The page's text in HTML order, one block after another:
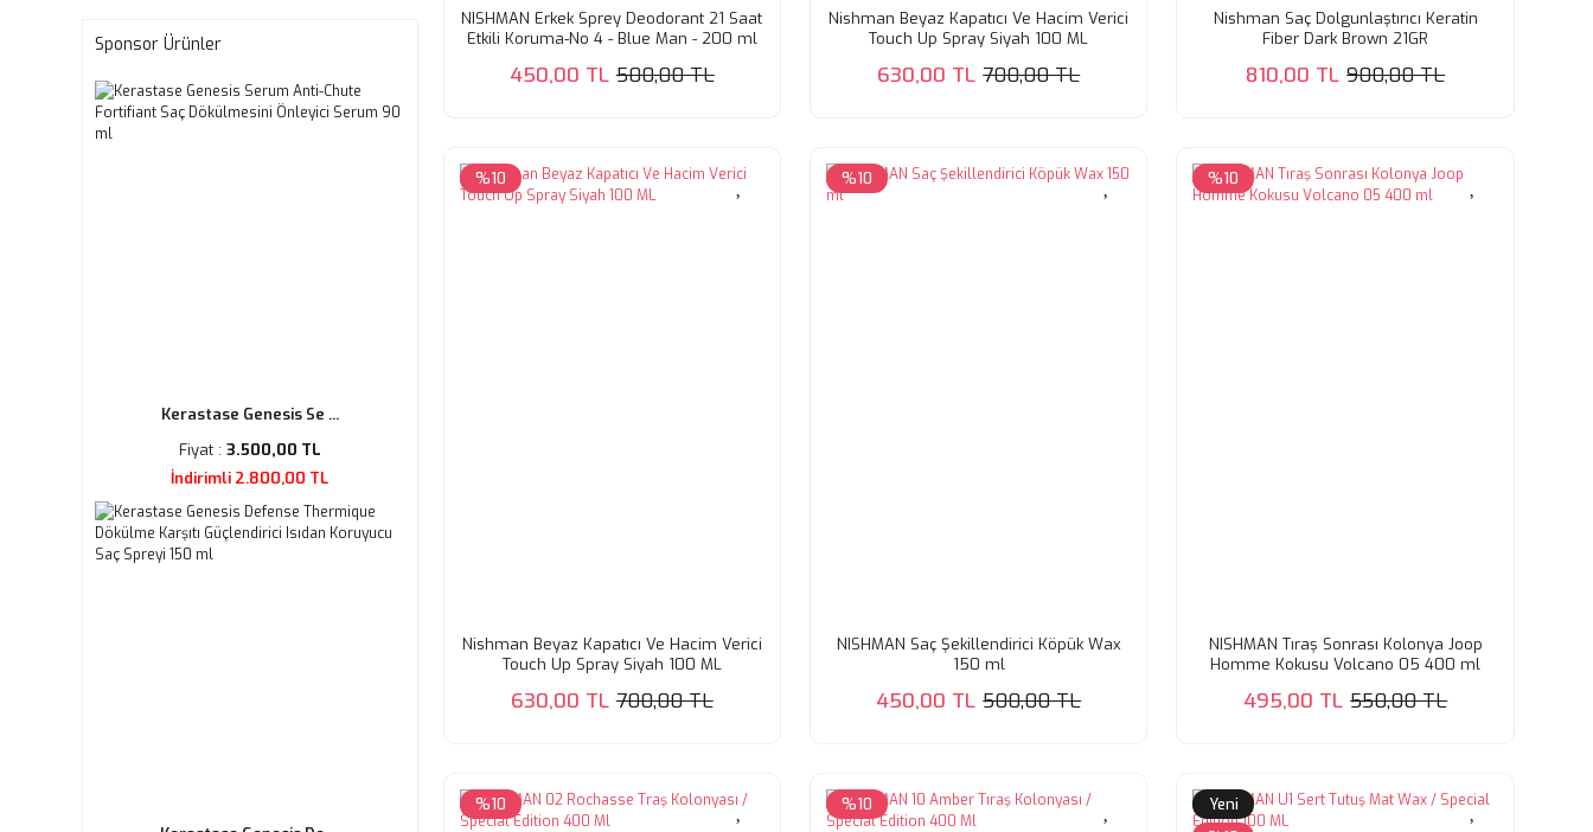
Sponsor Ürünler
Kerastase Genesis Se ...
Fiyat : 3.500,00 TL
İndirimli 2.800,00 TL
NISHMAN Erkek Sprey Deodorant 21 Saat
Etkili Koruma-No 4 - Blue Man - 200 ml
450,00 TL 500,00 TL
Nishman Beyaz Kapatıcı Ve Hacim Verici
Touch Up Spray Siyah 100 ML
630,00 TL 700,00 TL
Nishman Saç Dolgunlaştırıcı Keratin
Fiber Dark Brown 21GR
810,00 TL 900,00 TL
%10
Nishman Beyaz Kapatıcı Ve Hacim Verici
Touch Up Spray Siyah 100 ML
630,00 TL 700,00 TL
%10
NISHMAN Saç Şekillendirici Köpük Wax
150 ml
450,00 TL 500,00 TL
%10
NISHMAN Tıraş Sonrası Kolonya Joop
Homme Kokusu Volcano 05 400 ml
495,00 TL 550,00 TL
%10 %10
Yeni